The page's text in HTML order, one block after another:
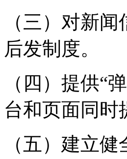
（三）对新
后发制度。
（四）提供“
台和页面同时
（五）建立